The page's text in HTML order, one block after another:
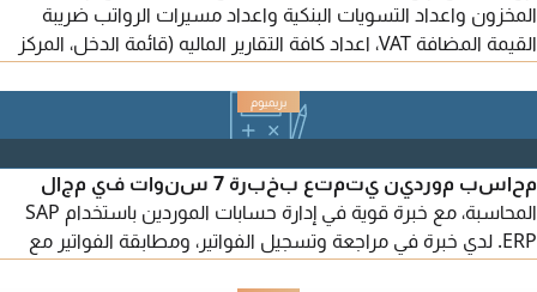
المخزون واعداد التسويات البنكية واعداد مسيرات الرواتب ضريبة
القيمة المضافة VAT، اعداد كافة التقارير الماليه (قائمة الدخل، المركز
محاسب موردين يتمتع بخبرة 7 سنوات في مجال
المحاسبة، مع خبرة قوية في إدارة حسابات الموردين باستخدام SAP
ERP. لدي خبرة في مراجعة وتسجيل الفواتير، ومطابقة الفواتير مع
أوامر الشراء واشعارات الاستلام، واعداد القيود المحاسبية، ومتابعة